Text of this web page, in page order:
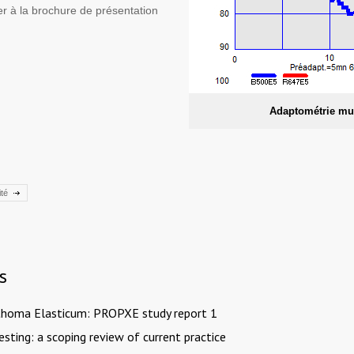
à la brochure de présentation
Adaptométrie
Elasticum: PROPXE study report 1
a scoping review of current practice